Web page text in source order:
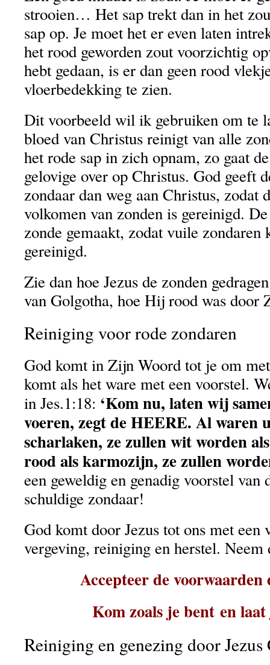
strooien… Het sap trekt dan in het
sap op. Je moet het er even laten
het rood geworden zout voorzichtig
hebt gedaan, is er dan geen rood
vloerbedekking te zien.
Dit voorbeeld wil ik gebruiken om te
bloed van Christus reinigt van alle
het rode sap in zich opnam, zo gaat
gelovige over op Christus. God geeft
zondaar dan weg aan Christus, zodat
volkomen van zonden is gereinigd.
zonde gemaakt, zodat vuile zondaren
gereinigd.
Zie dan hoe Jezus de zonden
van Golgotha, hoe Hij rood was door
Reiniging voor rode zondaren
God komt in Zijn Woord tot je om
komt als het ware met een voorstel.
in Jes.1:18: ‘Kom nu, laten wij
voeren, zegt de HEERE. Al waren
scharlaken, ze zullen wit worden
rood als karmozijn, ze zullen
een geweldig en genadig voorstel van
schuldige zondaar!
God komt door Jezus tot ons met een
vergeving, reiniging en herstel. Neem
Accepteer de voorwaarden
Kom zoals je bent en
Reiniging en genezing door Jezus